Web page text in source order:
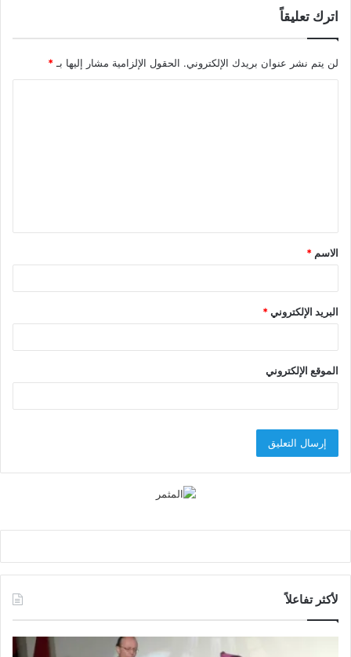
اترك تعليقاً
لن يتم نشر عنوان بريدك الإلكتروني. الحقول الإلزامية مشار إليها بـ *
ق
*
الاسم *
البريد الإلكتروني*
الموقع الإلكتروني
لأكثر تفاعلاً